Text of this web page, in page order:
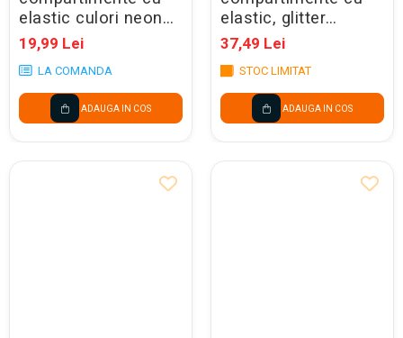
elastic culori neon
pc616
19,99 Lei
LA COMANDA
ADAUGA IN COS
elastic, glitter
120370
37,49 Lei
STOC LIMITAT
ADAUGA IN COS